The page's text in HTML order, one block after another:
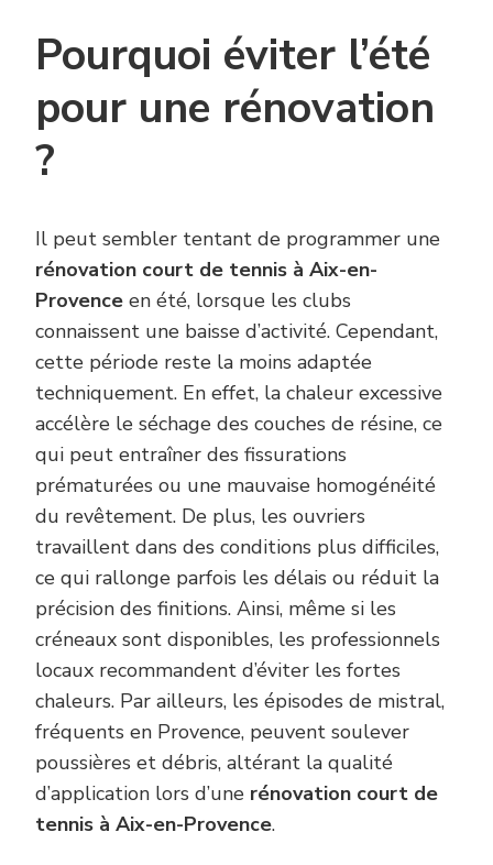
Pourquoi éviter l’été
pour une rénovation
?
Il peut sembler tentant de programmer une
rénovation court de tennis à Aix-en-
Provence en été, lorsque les clubs
connaissent une baisse d’activité. Cependant,
cette période reste la moins adaptée
techniquement. En effet, la chaleur excessive
accélère le séchage des couches de résine, ce
qui peut entraîner des fissurations
prématurées ou une mauvaise homogénéité
du revêtement. De plus, les ouvriers
travaillent dans des conditions plus difficiles,
ce qui rallonge parfois les délais ou réduit la
précision des finitions. Ainsi, même si les
créneaux sont disponibles, les professionnels
locaux recommandent d’éviter les fortes
chaleurs. Par ailleurs, les épisodes de mistral,
fréquents en Provence, peuvent soulever
poussières et débris, altérant la qualité
d’application lors d’une rénovation court de
tennis à Aix-en-Provence.